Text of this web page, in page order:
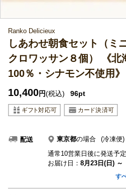
Ranko Delicieux
しあわせ朝食セット（ミ
クロワッサン８個） 《北
100％・シナモン不使用》
10,400円(税込) 96pt
配送 東京都の場合
(冷凍便)
通常10営業日後に発送予定
お届け日： 8月23日(日) ～
す